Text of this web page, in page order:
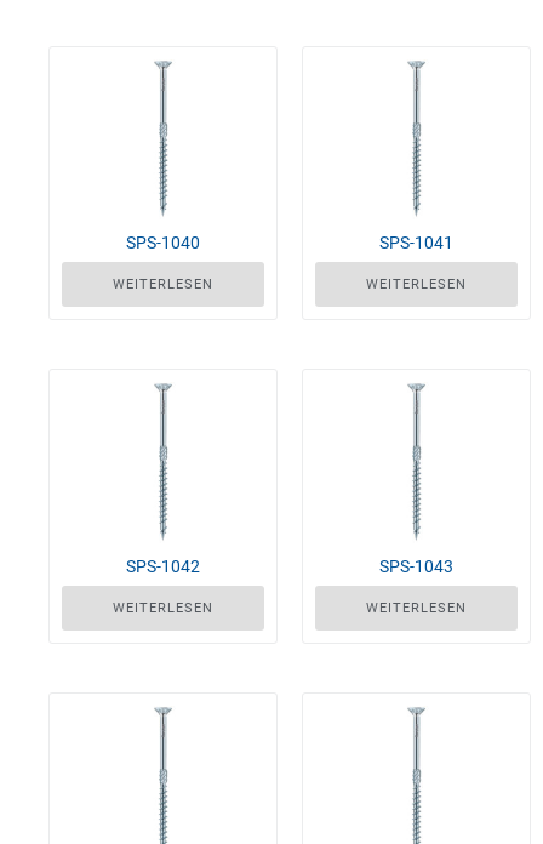
SPS-1040
WEITERLESEN
SPS-1041
WEITERLESEN
SPS-1042
WEITERLESEN
SPS-1043
WEITERLESEN